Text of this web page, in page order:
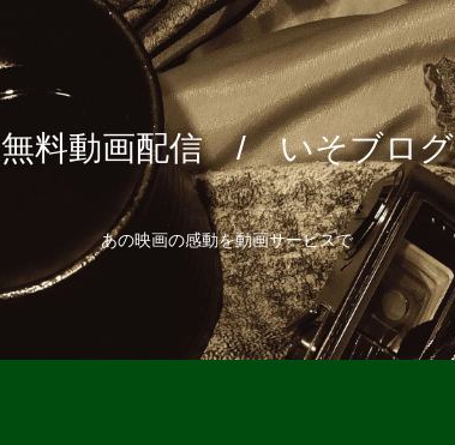
無料動画配信 / いそブログ
あの映画の感動を動画サービスで